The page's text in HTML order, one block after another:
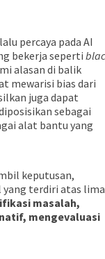
percaya pada AI
bekerja seperti
alasan di balik
mewarisi bias dari
juga dapat
sebagai
alat bantu yang
keputusan,
yang terdiri atas lima
masalah,
mengevaluasi